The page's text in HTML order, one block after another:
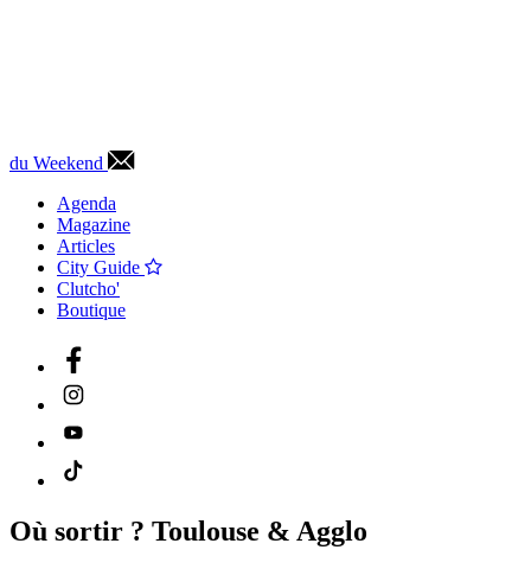
du Weekend
Agenda
Magazine
Articles
City Guide
Clutcho'
Boutique
Où sortir ? Toulouse & Agglo